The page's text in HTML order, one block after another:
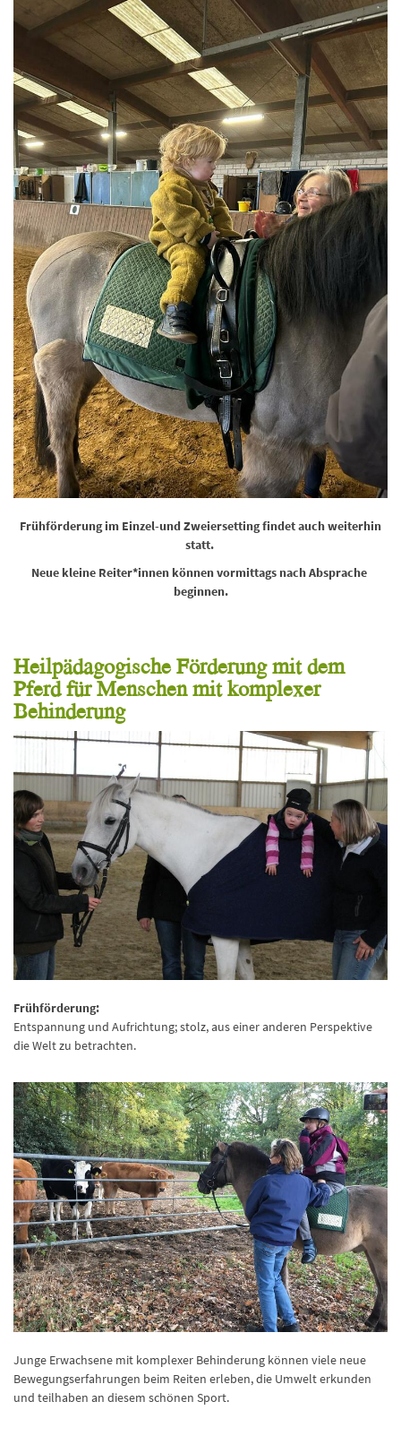
Frühförderung im Einzel-und Zweiersetting findet auch weiterhin
statt.
Neue kleine Reiter*innen können vormittags nach Absprache
beginnen.
Heilpädagogische Förderung mit dem
Pferd für Menschen mit komplexer
Behinderung
Frühförderung:
Entspannung und Aufrichtung; stolz, aus einer anderen Perspektive
die Welt zu betrachten.
Junge Erwachsene mit komplexer Behinderung können viele neue
Bewegungserfahrungen beim Reiten erleben, die Umwelt erkunden
und teilhaben an diesem schönen Sport.